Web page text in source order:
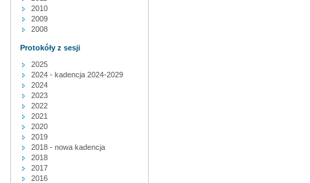
2010
2009
2008
Protokóły z sesji
2025
2024 - kadencja 2024-2029
2024
2023
2022
2021
2020
2019
2018 - nowa kadencja
2018
2017
2016